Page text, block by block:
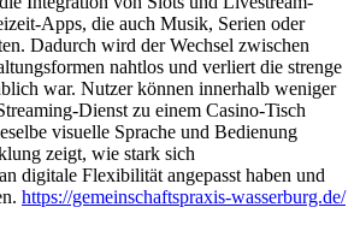
Apps, die auch Musik, Serien oder
Dadurch wird der Wechsel zwischen
nahtlos und verliert die strenge
war. Nutzer können innerhalb weniger
Dienst zu einem Casino-Tisch
visuelle Sprache und Bedienung
zeigt, wie stark sich
digitale Flexibilität angepasst haben und
https://gemeinschaftspraxis-wasserburg.de/